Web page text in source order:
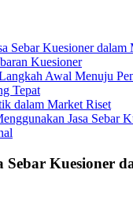
Sebar Kuesioner dalam
Kuesioner
Awal Menuju
Tepat
dalam Market Riset
Jasa Sebar
Sebar Kuesioner